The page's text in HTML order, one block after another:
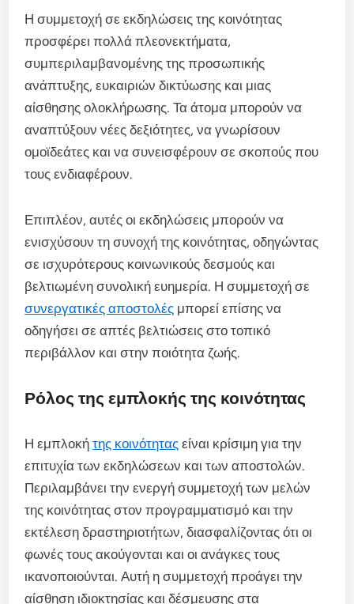
Η συμμετοχή σε εκδηλώσεις της κοινότητας
προσφέρει πολλά πλεονεκτήματα,
συμπεριλαμβανομένης της προσωπικής
ανάπτυξης, ευκαιριών δικτύωσης και μιας
αίσθησης ολοκλήρωσης. Τα άτομα μπορούν να
αναπτύξουν νέες δεξιότητες, να γνωρίσουν
ομοϊδεάτες και να συνεισφέρουν σε σκοπούς που
τους ενδιαφέρουν.
Επιπλέον, αυτές οι εκδηλώσεις μπορούν να
ενισχύσουν τη συνοχή της κοινότητας, οδηγώντας
σε ισχυρότερους κοινωνικούς δεσμούς και
βελτιωμένη συνολική ευημερία. Η συμμετοχή σε
συνεργατικές αποστολές μπορεί επίσης να
οδηγήσει σε απτές βελτιώσεις στο τοπικό
περιβάλλον και στην ποιότητα ζωής.
Ρόλος της εμπλοκής της κοινότητας
Η εμπλοκήτης κοινότητας είναι κρίσιμη για την
επιτυχία των εκδηλώσεων και των αποστολών.
Περιλαμβάνει την ενεργή συμμετοχή των μελών
της κοινότητας στον προγραμματισμό και την
εκτέλεση δραστηριοτήτων, διασφαλίζοντας ότι οι
φωνές τους ακούγονται και οι ανάγκες τους
ικανοποιούνται. Αυτή η συμμετοχή προάγει την
αίσθηση ιδιοκτησίας και δέσμευσης στα